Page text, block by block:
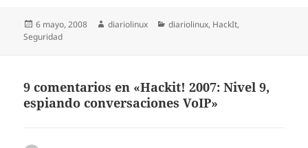
Publicado
el
6 mayo, 2008 Autor
diariolinux Categorías
diariolinux, HackIt,
Seguridad
9 comentarios en «Hackit! 2007: Nivel 9,
espiando conversaciones VoIP»